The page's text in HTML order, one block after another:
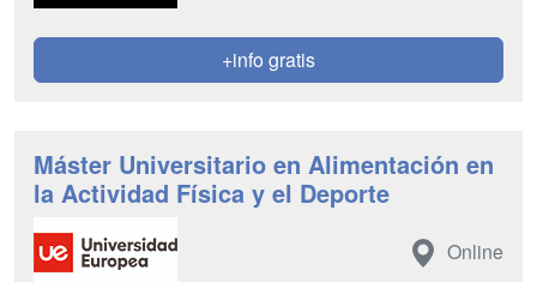
+info gratis
Máster Universitario en Alimentación en
la Actividad Física y el Deporte
Online